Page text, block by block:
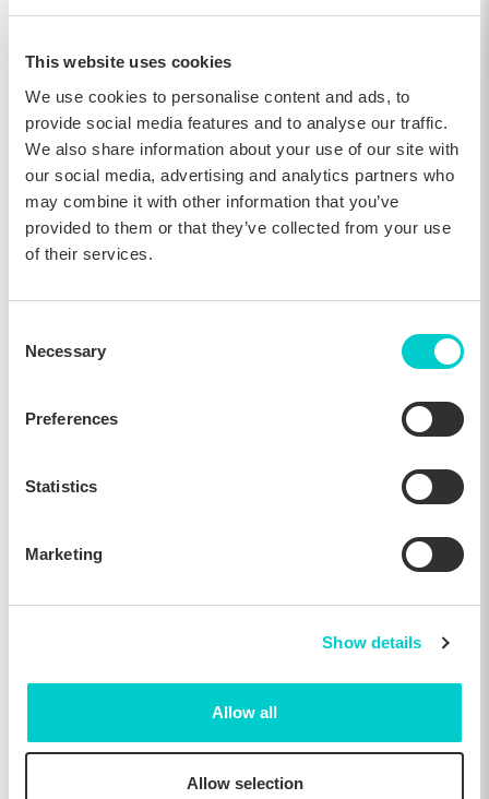
This website uses cookies
We use cookies to personalise content and ads, to
provide social media features and to analyse our traffic.
We also share information about your use of our site with
our social media, advertising and analytics partners who
may combine it with other information that you’ve
provided to them or that they’ve collected from your use
of their services.
Selection
Necessary
Preferences
Statistics
Marketing
Show details
Allow all
Allow selection
Utilizando un sticky Layer con un mensaje claro, el hotel
un 50 % en la última. La campaña llegó estratégicamente a los
incentivo oportuno para alargar su viaje hasta el fin de semana.
de viaje, el hotel logró impulsar más reservas durante la
temporada baja mientras aumentaba el valor medio de cada
Sticky layer que promociona estancias más largas
Presentar mensajes distintos en momentos clave
The G Hotels Istanbul
diseñó un Exit Message
reserva. El mensaje presentaba una oferta
los huéspedes que reservaran cinco noches o
más recibirían la última noche gratis. Este
mensaje oportuno no solo capta la atención en
un momento crítico, sino que también anima a
los huéspedes a considerar una estancia más